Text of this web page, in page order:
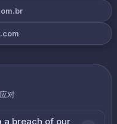
对
a breach of our